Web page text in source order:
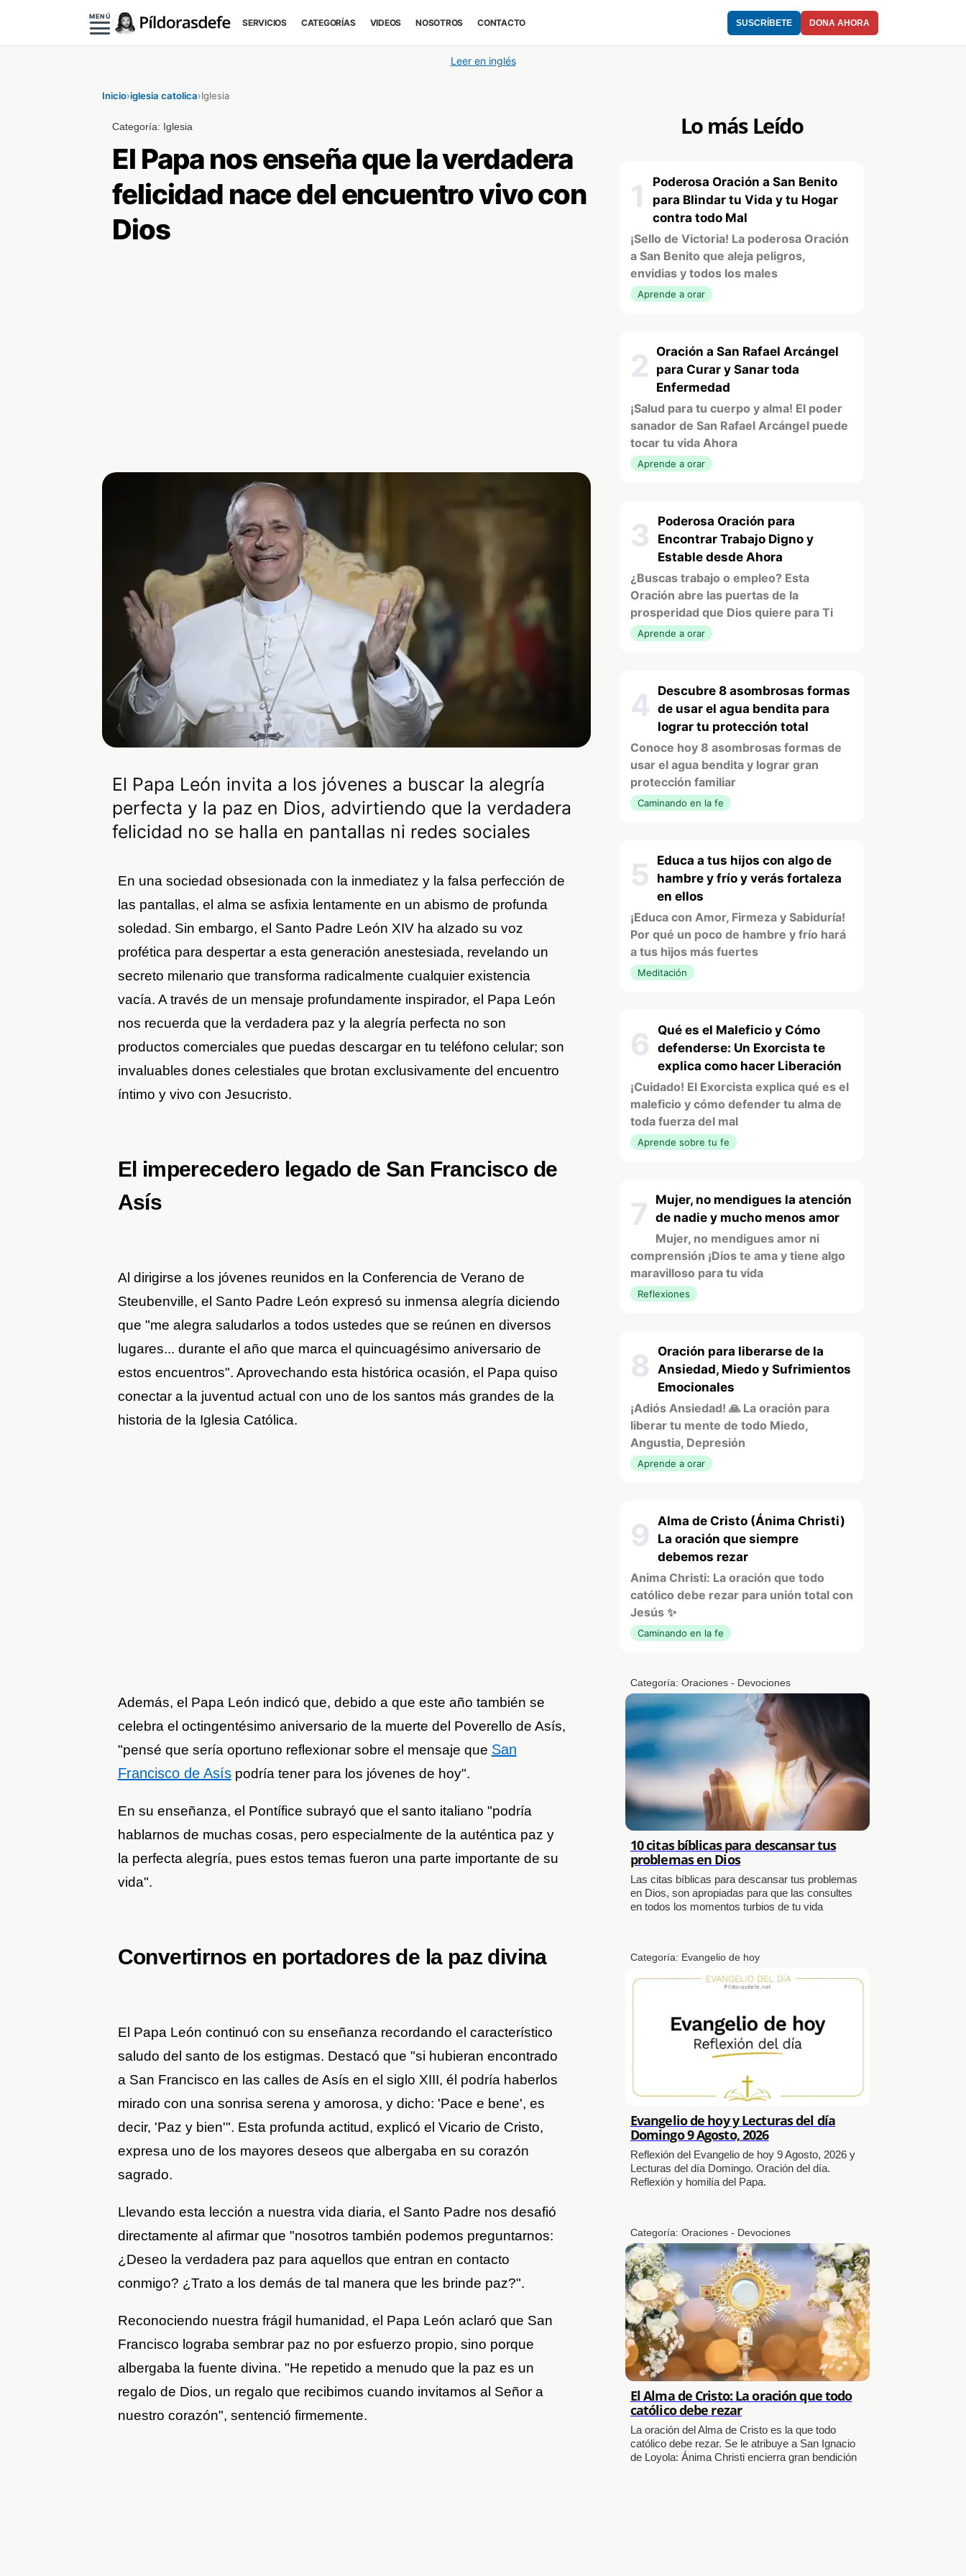
MENÚ
SERVICIOS CATEGORÍAS VIDEOS NOSOTROS CONTACTO SUSCRÍBETE DONA AHORA
Leer en inglés
Inicio›iglesia catolica›Iglesia
Categoría: Iglesia
El Papa nos enseña que la verdadera
felicidad nace del encuentro vivo con
Dios
El Papa León invita a los jóvenes a buscar la alegría
perfecta y la paz en Dios, advirtiendo que la verdadera
felicidad no se halla en pantallas ni redes sociales
En una sociedad obsesionada con la inmediatez y la falsa perfección de
las pantallas, el alma se asfixia lentamente en un abismo de profunda
soledad. Sin embargo, el Santo Padre León XIV ha alzado su voz
profética para despertar a esta generación anestesiada, revelando un
secreto milenario que transforma radicalmente cualquier existencia
vacía. A través de un mensaje profundamente inspirador, el Papa León
nos recuerda que la verdadera paz y la alegría perfecta no son
productos comerciales que puedas descargar en tu teléfono celular; son
invaluables dones celestiales que brotan exclusivamente del encuentro
íntimo y vivo con Jesucristo.
El imperecedero legado de San Francisco de
Asís
Al dirigirse a los jóvenes reunidos en la Conferencia de Verano de
Steubenville, el Santo Padre León expresó su inmensa alegría diciendo
que "me alegra saludarlos a todos ustedes que se reúnen en diversos
lugares... durante el año que marca el quincuagésimo aniversario de
estos encuentros". Aprovechando esta histórica ocasión, el Papa quiso
conectar a la juventud actual con uno de los santos más grandes de la
historia de la Iglesia Católica.
Además, el Papa León indicó que, debido a que este año también se
celebra el octingentésimo aniversario de la muerte del Poverello de Asís,
"pensé que sería oportuno reflexionar sobre el mensaje que San
Francisco de Asíspodría tener para los jóvenes de hoy".
En su enseñanza, el Pontífice subrayó que el santo italiano "podría
hablarnos de muchas cosas, pero especialmente de la auténtica paz y
la perfecta alegría, pues estos temas fueron una parte importante de su
vida".
Convertirnos en portadores de la paz divina
El Papa León continuó con su enseñanza recordando el característico
saludo del santo de los estigmas. Destacó que "si hubieran encontrado
a San Francisco en las calles de Asís en el siglo XIII, él podría haberlos
mirado con una sonrisa serena y amorosa, y dicho: 'Pace e bene', es
decir, 'Paz y bien'". Esta profunda actitud, explicó el Vicario de Cristo,
expresa uno de los mayores deseos que albergaba en su corazón
sagrado.
Llevando esta lección a nuestra vida diaria, el Santo Padre nos desafió
directamente al afirmar que "nosotros también podemos preguntarnos:
¿Deseo la verdadera paz para aquellos que entran en contacto
conmigo? ¿Trato a los demás de tal manera que les brinde paz?".
Reconociendo nuestra frágil humanidad, el Papa León aclaró que San
Francisco lograba sembrar paz no por esfuerzo propio, sino porque
albergaba la fuente divina. "He repetido a menudo que la paz es un
regalo de Dios, un regalo que recibimos cuando invitamos al Señor a
nuestro corazón", sentenció firmemente.
Lo más Leído
1
Poderosa Oración a San Benito
para Blindar tu Vida y tu Hogar
contra todo Mal
¡Sello de Victoria! La poderosa Oración
a San Benito que aleja peligros,
envidias y todos los males
Aprende a orar
2 Oración a San Rafael Arcángel
para Curar y Sanar toda
Enfermedad
¡Salud para tu cuerpo y alma! El poder
sanador de San Rafael Arcángel puede
tocar tu vida Ahora
Aprende a orar
3
Poderosa Oración para
Encontrar Trabajo Digno y
Estable desde Ahora
¿Buscas trabajo o empleo? Esta
Oración abre las puertas de la
prosperidad que Dios quiere para Ti
Aprende a orar
4
Descubre 8 asombrosas formas
de usar el agua bendita para
lograr tu protección total
Conoce hoy 8 asombrosas formas de
usar el agua bendita y lograr gran
protección familiar
Caminando en la fe
5
Educa a tus hijos con algo de
hambre y frío y verás fortaleza
en ellos
¡Educa con Amor, Firmeza y Sabiduría!
Por qué un poco de hambre y frío hará
a tus hijos más fuertes
Meditación
6
Qué es el Maleficio y Cómo
defenderse: Un Exorcista te
explica como hacer Liberación
¡Cuidado! El Exorcista explica qué es el
maleficio y cómo defender tu alma de
toda fuerza del mal
Aprende sobre tu fe
7
Mujer, no mendigues la atención
de nadie y mucho menos amor
Mujer, no mendigues amor ni
comprensión ¡Dios te ama y tiene algo
maravilloso para tu vida
Reflexiones
8
Oración para liberarse de la
Ansiedad, Miedo y Sufrimientos
Emocionales
¡Adiós Ansiedad! 🙏 La oración para
liberar tu mente de todo Miedo,
Angustia, Depresión
Aprende a orar
9
Alma de Cristo (Ánima Christi)
La oración que siempre
debemos rezar
Anima Christi: La oración que todo
católico debe rezar para unión total con
Jesús ✨
Caminando en la fe
Categoría: Oraciones - Devociones
10 citas bíblicas para descansar tus
problemas en Dios
Las citas bíblicas para descansar tus problemas
en Dios, son apropiadas para que las consultes
en todos los momentos turbios de tu vida
Categoría: Evangelio de hoy
Evangelio de hoy y Lecturas del día
Domingo 9 Agosto, 2026
Reflexión del Evangelio de hoy 9 Agosto, 2026 y
Lecturas del día Domingo. Oración del día.
Reflexión y homilía del Papa.
Categoría: Oraciones - Devociones
El Alma de Cristo: La oración que todo
católico debe rezar
La oración del Alma de Cristo es la que todo
católico debe rezar. Se le atribuye a San Ignacio
de Loyola: Ánima Christi encierra gran bendición